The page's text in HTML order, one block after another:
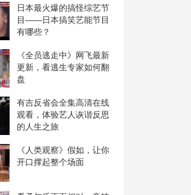
日本最火爆的搞怪综艺节
目——日本搞笑艺能节目
有哪些？
《全员逃走中》网飞最新
更新，看逃生专家如何翻
盘
有吉反省会全集高清在线
观看，体验艺人诙谐反思
的人生之旅
《人类观察》假如，让你
开口撑起整个场面